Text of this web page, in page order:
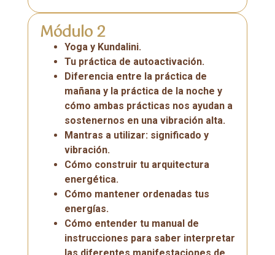
Módulo 2
Yoga y Kundalini.
Tu práctica de autoactivación.
Diferencia entre la práctica de
mañana y la práctica de la noche y
cómo ambas prácticas nos ayudan a
sostenernos en una vibración alta.
Mantras a utilizar: significado y
vibración.
Cómo construir tu arquitectura
energética.
Cómo mantener ordenadas tus
energías.
Cómo entender tu manual de
instrucciones para saber interpretar